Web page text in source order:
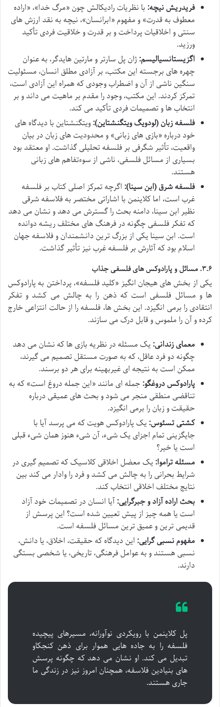
فریدریش نیچه: با نظریات رادیکالش چون «مرگ خدا»، «اراده
معطوف به قدرت» و مفهوم «ابرانسان»، نیچه به نقد ارزش های
سنتی و اخلاقیات پرداخت و بر قدرت و خلاقیت فردی تأکید
ورزید.
اگزیستانسیالیسم:ژان پل سارتر و مارتین هایدگر، به عنوان
چهره های برجسته این مکتب، بر آزادی مطلق انسان، مسئولیت
سنگین ناشی از آن و اضطراب وجودی که همراه این آزادی است،
تمرکز کردند. این مکتب، وجود را مقدم بر ماهیت می داند و بر
انتخاب ها و تصمیمات فردی تأکید می کند.
فلسفه زبان (لودویگ ویتگنشتاین):ویتگنشتاین با دیدگاه های
خود درباره «بازی های زبانی» و محدودیت های زبان در بیان
واقعیت، تأثیر شگرفی بر فلسفه تحلیلی گذاشت. او معتقد بود
بسیاری از مسائل فلسفی، ناشی از سوءتفاهم های زبانی
هستند.
فلسفه شرق (ابن سینا): اگرچه تمرکز اصلی کتاب بر فلسفه
غرب است، اما کلاینمن با اشاراتی مختصر به فلاسفه شرقی
نظیر ابن سینا، دامنه بحث را گسترش می دهد و نشان می دهد
که تفکر فلسفی چگونه در فرهنگ های مختلف ریشه دوانده
است. ابن سینا یکی از بزرگ ترین دانشمندان و فلاسفه جهان
اسلام بود که آثارش بر فلسفه غرب نیز تأثیر گذاشت.
۳.۶. مسائل و پارادوکس های فلسفی جذاب
یکی از بخش های هیجان انگیز «کلید فلسفه»، پرداختن به پارادوکس
ها و مسائل فلسفی است که ذهن را به چالش می کشد و تفکر
انتقادی را برمی انگیزد. این بخش ها، فلسفه را از حالت انتزاعی خارج
کرده و آن را ملموس و قابل درک می سازند.
معمای زندانی: یک مسئله در نظریه بازی ها که نشان می دهد
چگونه دو فرد عاقل، که به صورت مستقل تصمیم می گیرند،
ممکن است به نتیجه ای غیربهینه برای هر دو برسند.
پارادوکس دروغگو: جمله ای مانند «این جمله دروغ است» که به
تناقضی منطقی منجر می شود و بحث های عمیقی درباره
حقیقت و زبان را برمی انگیزد.
کشتی تسئوس: یک پارادوکس هویت که می پرسد آیا با
جایگزینی تمام اجزای یک شیء، آن شیء هنوز همان شیء قبلی
است یا خیر؟
مسئله تراموا: یک معضل اخلاقی کلاسیک که تصمیم گیری در
شرایط بحرانی را به چالش می کشد و فرد را وادار می کند بین
نتایج مختلف اخلاقی انتخاب کند.
بحث اراده آزاد و جبرگرایی:آیا انسان در تصمیمات خود آزاد
است یا همه چیز از پیش تعیین شده است؟ این پرسش از
قدیمی ترین و عمیق ترین مسائل فلسفه است.
مفهوم نسبی گرایی: این دیدگاه که حقیقت، اخلاق، یا دانش،
نسبی هستند و به عوامل فرهنگی، تاریخی، یا شخصی بستگی
دارند.
پل کلاینمن با رویکردی نوآورانه، مسیرهای پیچیده
فلسفه را به جاده هایی هموار برای ذهن کنجکاو
تبدیل می کند. او نشان می دهد که چگونه پرسش
های بنیادین فلاسفه، همچنان امروز نیز در زندگی ما
جاری هستند.